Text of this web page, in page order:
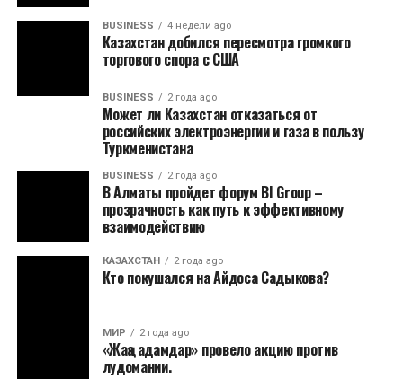
BUSINESS 4 недели ago
Казахстан добился пересмотра громкого
торгового спора с США
BUSINESS 2 года ago
Может ли Казахстан отказаться от
российских электроэнергии и газа в пользу
Туркменистана
BUSINESS 2 года ago
В Алматы пройдет форум BI Group –
прозрачность как путь к эффективному
взаимодействию
КАЗАХСТАН 2 года ago
Кто покушался на Айдоса Садыкова?
МИР 2 года ago
«Жаңа адамдар» провело акцию против
лудомании.